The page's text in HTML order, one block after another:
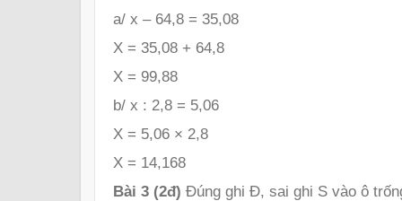
a/ x – 64,8 = 35,08
X = 35,08 + 64,8
X = 99,88
b/ x : 2,8 = 5,06
X = 5,06 × 2,8
X = 14,168
Bài 3 (2đ) Đúng ghi Đ, sai ghi S vào ô